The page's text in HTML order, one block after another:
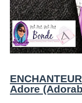
Adore